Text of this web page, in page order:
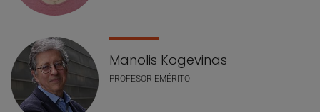
Manolis Kogevinas
PROFESOR EMÉRITO